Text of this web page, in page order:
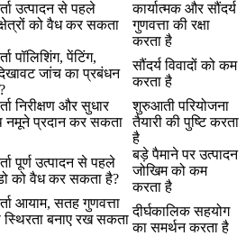
उत्पादन से पहले
को वैध कर सकता
कार्यात्मक और सौंदर्य
गुणवत्ता की रक्षा
करता है
पॉलिशिंग, पेंटिंग,
जांच का प्रबंधन
सौंदर्य विवादों को कम
करता है
निरीक्षण और सुधार
नमूने प्रदान कर सकता
शुरुआती परियोजना
तैयारी की पुष्टि करता
है
पूर्ण उत्पादन से पहले
को वैध कर सकता है?
बड़े पैमाने पर उत्पादन
जोखिम को कम
करता है
आयाम, सतह गुणवत्ता
स्थिरता बनाए रख सकता
दीर्घकालिक सहयोग
का समर्थन करता है